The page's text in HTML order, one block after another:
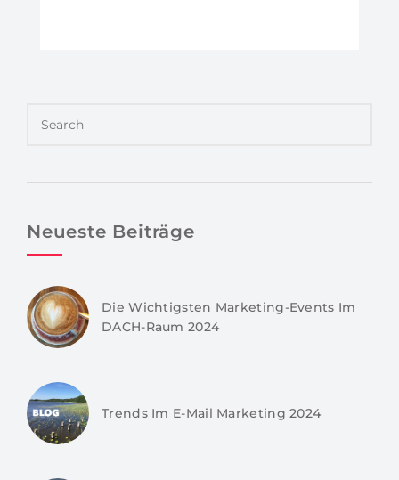
Neueste Beiträge
Die Wichtigsten Marketing-Events Im
DACH-Raum 2024
Trends Im E-Mail Marketing 2024